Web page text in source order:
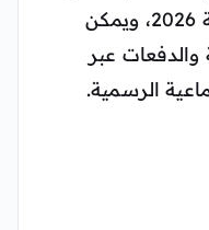
الإجتماعي لشهر يوليو للسنة 2026، ويمكن
والدفعات عبر
الرسمية.